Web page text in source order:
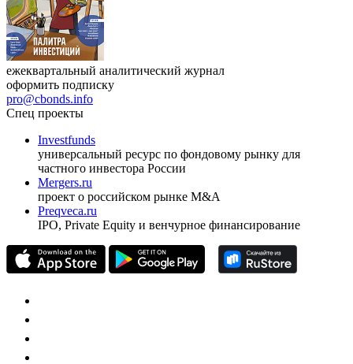
ежеквартальный аналитический журнал
оформить подписку
pro@cbonds.info
Спец проекты
Investfunds
универсальный ресурс по фондовому рынку для
частного инвестора России
Mergers.ru
проект о российском рынке M&A
Preqveca.ru
IPO, Private Equity и венчурное финансирование